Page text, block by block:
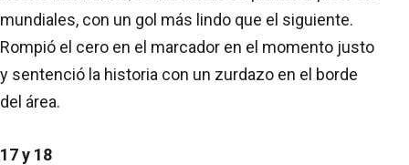
mundiales, con un gol más lindo que el siguiente.
Rompió el cero en el marcador en el momento justo
y sentenció la historia con un zurdazo en el borde
del área.
17 y 18